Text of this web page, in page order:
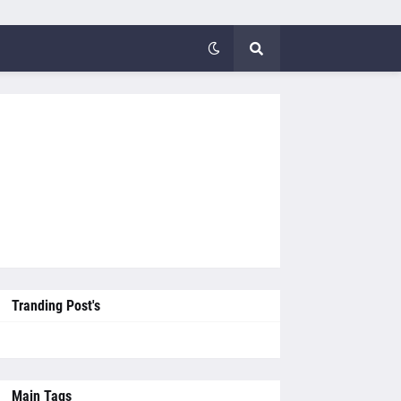
Tranding Post's
Main Tags